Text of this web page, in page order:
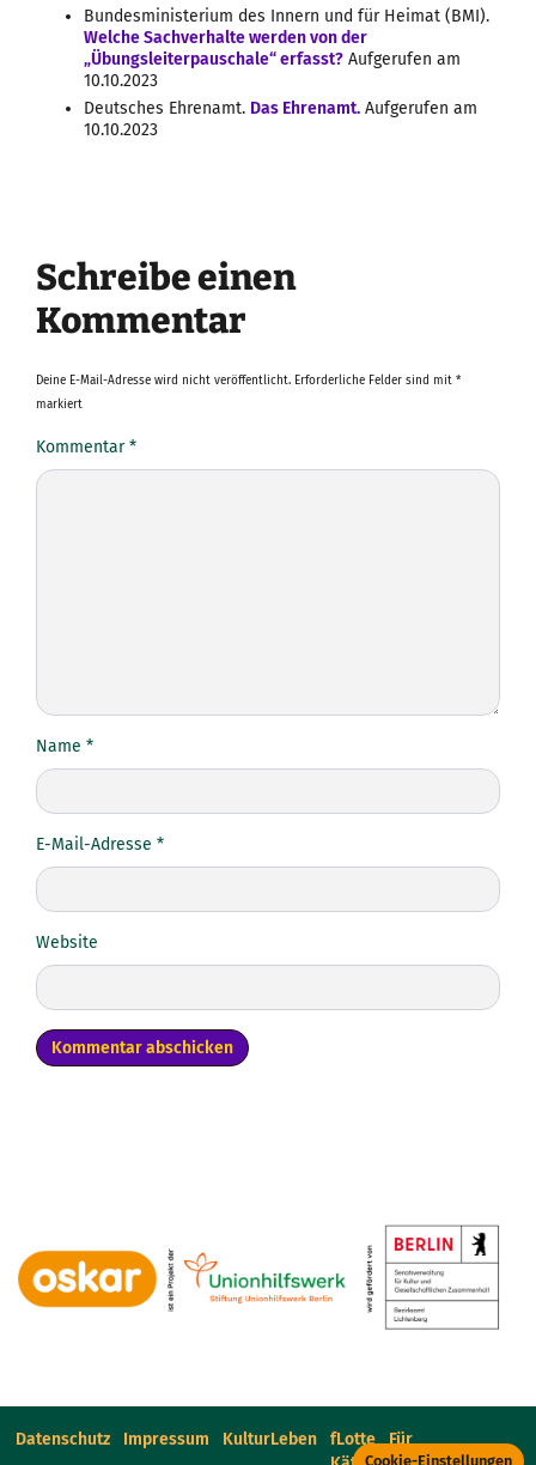
Bundesministerium des Innern und für Heimat (BMI).
Welche Sachverhalte werden von der
„Übungsleiterpauschale“ erfasst? Aufgerufen am
10.10.2023
Deutsches Ehrenamt. Das Ehrenamt. Aufgerufen am
10.10.2023
Schreibe einen
Kommentar
Deine E-Mail-Adresse wird nicht veröffentlicht. Erforderliche Felder sind mit *
markiert
Kommentar*
Name *
E-Mail-Adresse *
Website
Datenschutz Impressum KulturLeben
fLotte
Für
Cookie-Einstellungen